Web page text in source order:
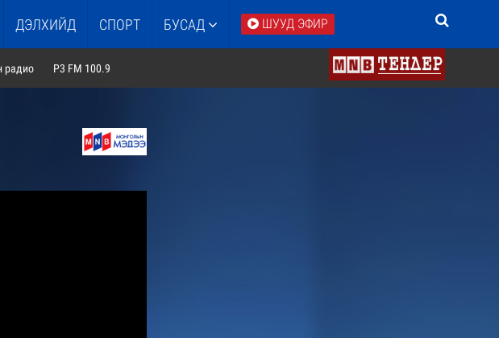
ДЭЛХИЙД СПОРТ БУСАД ШУУД ЭФИР
радио P3 FM 100.9